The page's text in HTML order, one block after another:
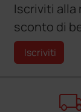
Iscriviti
sconto di
Iscriviti